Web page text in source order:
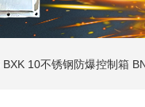
BXK 10不锈钢防爆控制箱